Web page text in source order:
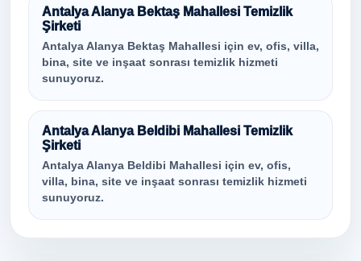
Antalya Alanya Bektaş Mahallesi Temizlik
Şirketi
Antalya Alanya Bektaş Mahallesi için ev, ofis, villa,
bina, site ve inşaat sonrası temizlik hizmeti
sunuyoruz.
Antalya Alanya Beldibi Mahallesi Temizlik
Şirketi
Antalya Alanya Beldibi Mahallesi için ev, ofis,
villa, bina, site ve inşaat sonrası temizlik hizmeti
sunuyoruz.